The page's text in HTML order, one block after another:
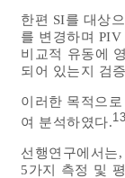
한편 SI를 대상
를 변경하며
비교적 유동에
되어 있는지 검
이러한 목적으
여 분석하였다.
선행연구에서
5가지 측정 및